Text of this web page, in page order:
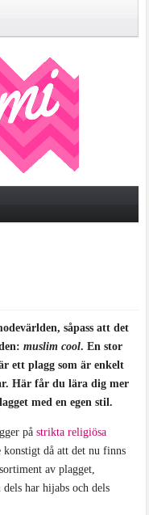
såpass att det
muslim cool. En stor
ett plagg som är enkelt
Här får du lära dig mer
med en egen stil.
påstrikta religiösa
då att det nu finns
av plagget,
har hijabs och dels